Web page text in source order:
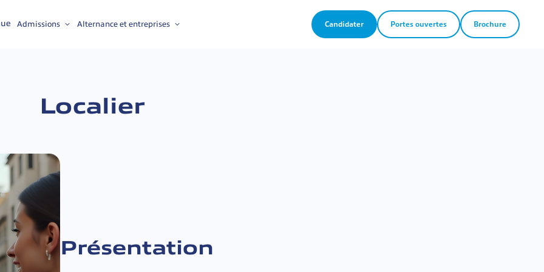
Admissions Alternance et entreprises Candidater Portes ouvertes Brochure
Localier
Présentation